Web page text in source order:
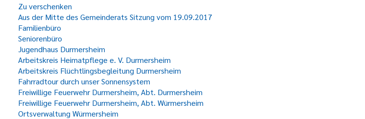
Zu verschenken
Aus der Mitte des Gemeinderats Sitzung vom 19.09.2017
Familienbüro
Seniorenbüro
Jugendhaus Durmersheim
Arbeitskreis Heimatpflege e. V. Durmersheim
Arbeitskreis Flüchtlingsbegleitung Durmersheim
Fahrradtour durch unser Sonnensystem
Freiwillige Feuerwehr Durmersheim, Abt. Durmersheim
Freiwillige Feuerwehr Durmersheim, Abt. Würmersheim
Ortsverwaltung Würmersheim